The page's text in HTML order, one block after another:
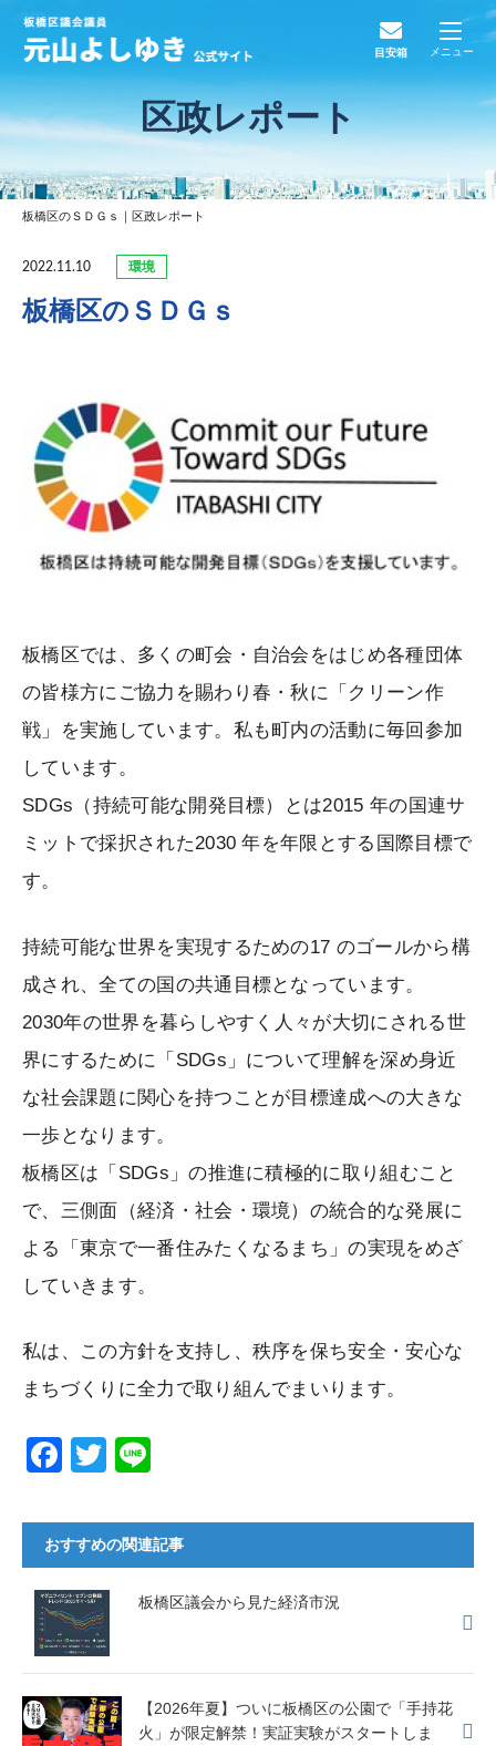
目安箱 メニュー
板橋区のＳＤＧｓ｜区政レポート
区政レポート
2022.11.10 環境
板橋区のＳＤＧｓ
板橋区では、多くの町会・自治会をはじめ各種団体
の皆様方にご協力を賜わり春・秋に「クリーン作
戦」を実施しています。私も町内の活動に毎回参加
しています。
SDGs（持続可能な開発目標）とは2015 年の国連サ
ミットで採択された2030 年を年限とする国際目標で
す。
持続可能な世界を実現するための17 のゴールから構
成され、全ての国の共通目標となっています。
2030年の世界を暮らしやすく人々が大切にされる世
界にするために「SDGs」について理解を深め身近
な社会課題に関心を持つことが目標達成への大きな
一歩となります。
板橋区は「SDGs」の推進に積極的に取り組むこと
で、三側面（経済・社会・環境）の統合的な発展に
よる「東京で一番住みたくなるまち」の実現をめざ
していきます。
私は、この方針を支持し、秩序を保ち安全・安心な
まちづくりに全力で取り組んでまいります。
F
c
e
b
o
o
k
T
tt
er
e
おすすめの関連記事
板橋区議会から見た経済市況
【2026年夏】ついに板橋区の公園で「手持花
火」が限定解禁！実証実験がスタートしま